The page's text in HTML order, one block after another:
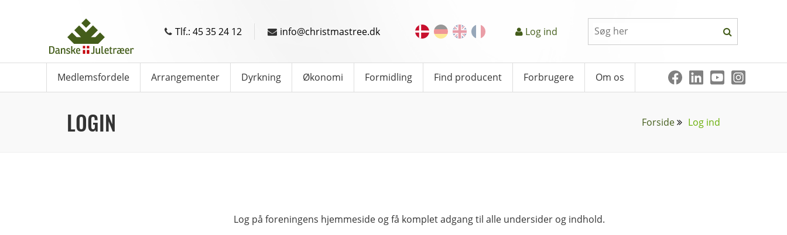
Tlf.: 45 35 24 12 info@christmastree.dk Log ind
Medlemsfordele Arrangementer Dyrkning Økonomi Formidling Find producent Forbrugere Om os
LOGIN Forside Log ind
Log på foreningens hjemmeside og få komplet adgang til alle undersider og indhold.